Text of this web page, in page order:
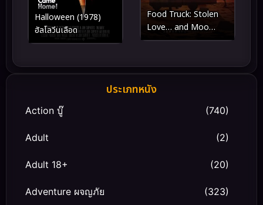
Halloween (1978)
ฮัลโลวีนเลือด
Food Truck: Stolen
Love… and Moo
Deng (2025) ฟู้ดทรัค
ประเภทหนัง
Action บู๊ (740)
Adult (2)
Adult 18+ (20)
Adventure ผจญภัย (323)